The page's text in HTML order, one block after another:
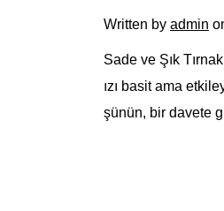
Written by admin
Sade ve Şık
ızı basit ama
şünün, bir davete